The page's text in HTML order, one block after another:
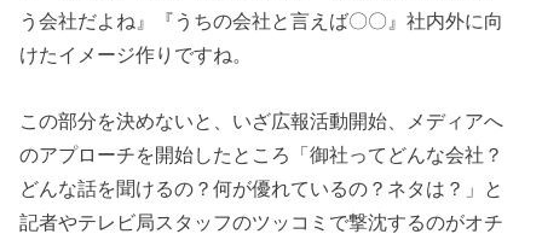
う会社だよね』『うちの会社と言えば〇〇』社内外に向
けたイメージ作りですね。
この部分を決めないと、いざ広報活動開始、メディアへ
のアプローチを開始したところ「御社ってどんな会社？
どんな話を聞けるの？何が優れているの？ネタは？」と
記者やテレビ局スタッフのツッコミで撃沈するのがオチ